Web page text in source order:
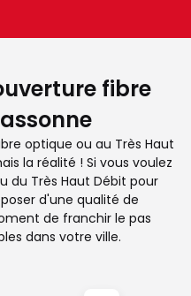
fibre
optique ou au Très Haut
la réalité ! Si vous voulez
du Très Haut Débit pour
d'une qualité de
de franchir le pas
dans votre ville.